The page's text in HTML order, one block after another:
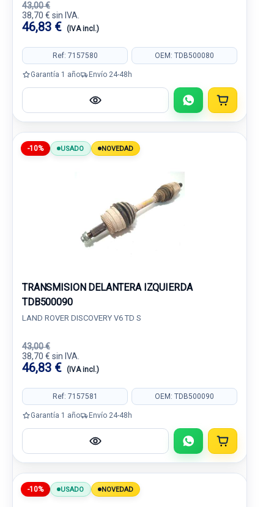
43,00 €
38,70 € sin IVA.
46,83 € (IVA incl.)
Ref: 7157580 OEM: TDB500080
Garantía 1 año Envío 24-48h
-10% USADO NOVEDAD
TRANSMISION DELANTERA IZQUIERDA
TDB500090
LAND ROVER DISCOVERY V6 TD S
43,00 €
38,70 € sin IVA.
46,83 € (IVA incl.)
Ref: 7157581 OEM: TDB500090
Garantía 1 año Envío 24-48h
-10% USADO NOVEDAD